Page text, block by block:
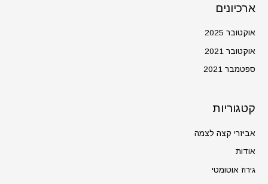
ארכיונים
אוקטובר 2025
אוקטובר 2021
ספטמבר 2021
קטגוריות
אביזרי קצה לצמה
אודות
גירוז אוטומטי